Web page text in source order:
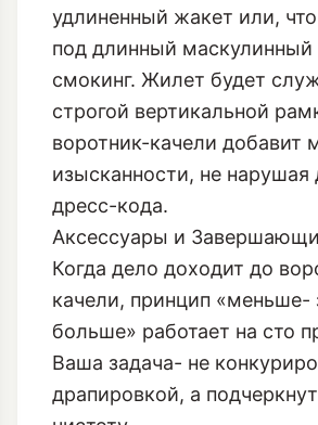
строгой вертикальной
воротник-качели добавит
изысканности, не нарушая
дресс-кода.
Аксессуары и
больше» работает на сто
Ваша задача- не
чистоту.
Украшения: Чистота Линии
Как я уже говорила, колье